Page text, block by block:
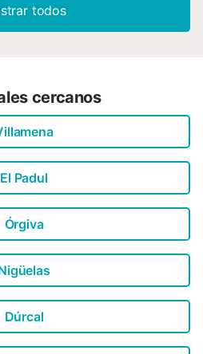
sesiones de masaje
bajo petición y por un
todos
cercanos
El Padul
Órgiva
Dúrcal